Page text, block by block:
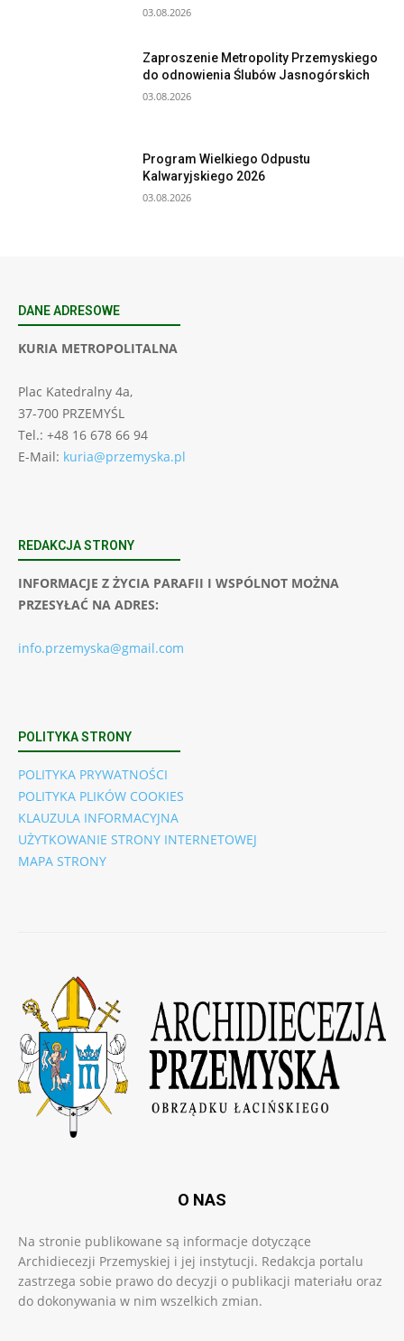
03.08.2026
Zaproszenie Metropolity Przemyskiego
do odnowienia Ślubów Jasnogórskich
03.08.2026
Program Wielkiego Odpustu
Kalwaryjskiego 2026
03.08.2026
DANE ADRESOWE
KURIA METROPOLITALNA
Plac Katedralny 4a,
37-700 PRZEMYŚL
Tel.: +48 16 678 66 94
E-Mail: kuria@przemyska.pl
REDAKCJA STRONY
INFORMACJE Z ŻYCIA PARAFII I WSPÓLNOT MOŻNA
PRZESYŁAĆ NA ADRES:
info.przemyska@gmail.com
POLITYKA STRONY
POLITYKA PRYWATNOŚCI
POLITYKA PLIKÓW COOKIES
KLAUZULA INFORMACYJNA
UŻYTKOWANIE STRONY INTERNETOWEJ
MAPA STRONY
O NAS
Na stronie publikowane są informacje dotyczące
Archidiecezji Przemyskiej i jej instytucji. Redakcja portalu
zastrzega sobie prawo do decyzji o publikacji materiału oraz
do dokonywania w nim wszelkich zmian.